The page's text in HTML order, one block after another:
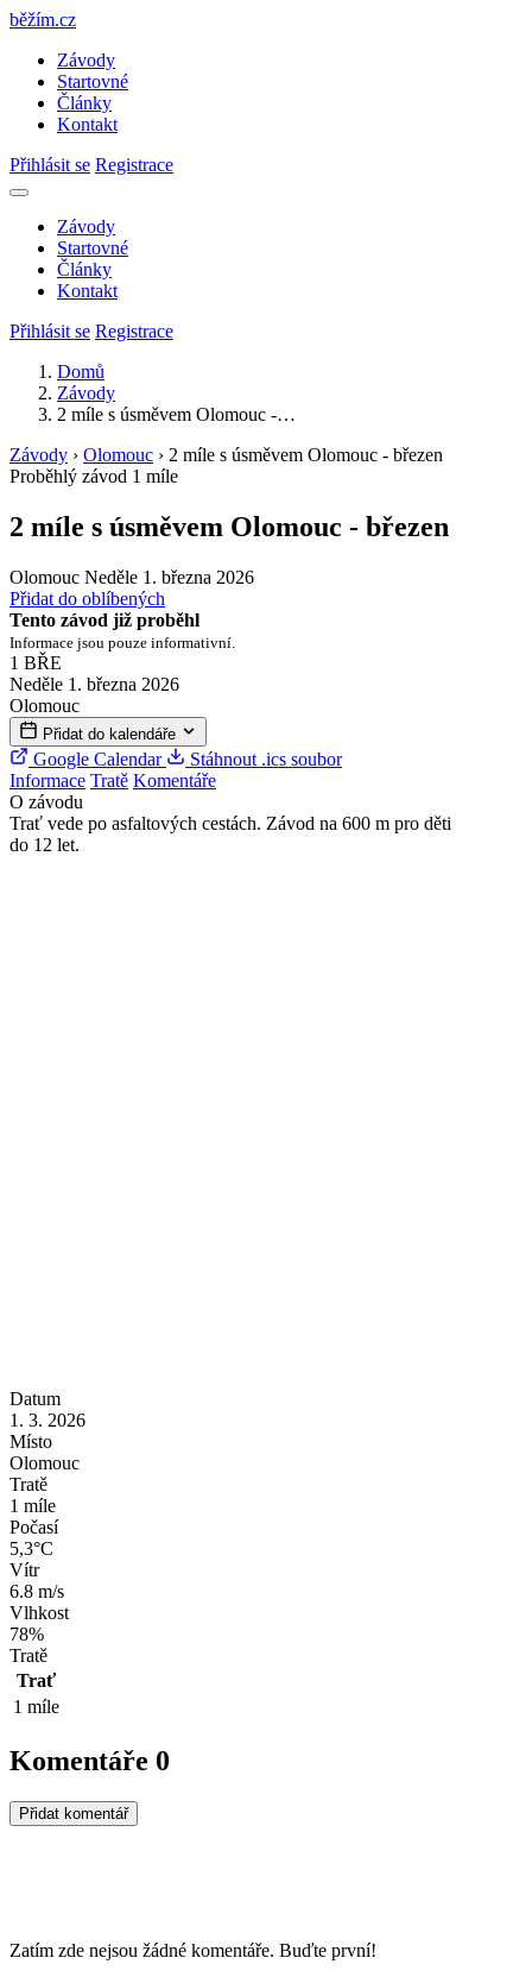
běžím.cz
Závody
Startovné
Články
Kontakt
Přihlásit se Registrace
Závody
Startovné
Články
Kontakt
Přihlásit se Registrace
Domů
Závody
2 míle s úsměvem Olomouc -…
Závody › Olomouc › 2 míle s úsměvem Olomouc - březen
Proběhlý závod 1 míle
2 míle s úsměvem Olomouc - březen
Olomouc Neděle 1. března 2026
Přidat do oblíbených
Tento závod již proběhl
Informace jsou pouze informativní.
1 BŘE
Neděle 1. března 2026
Olomouc
Přidat do kalendáře
Google Calendar
Stáhnout .ics soubor
Informace Tratě Komentáře
O závodu
Trať vede po asfaltových cestách. Závod na 600 m pro děti
do 12 let.
Datum
1. 3. 2026
Místo
Olomouc
Tratě
1 míle
Počasí
5,3°C
Vítr
6.8 m/s
Vlhkost
78%
Tratě
Trať
1 míle
Komentáře 0
Přidat komentář
Zatím zde nejsou žádné komentáře. Buďte první!